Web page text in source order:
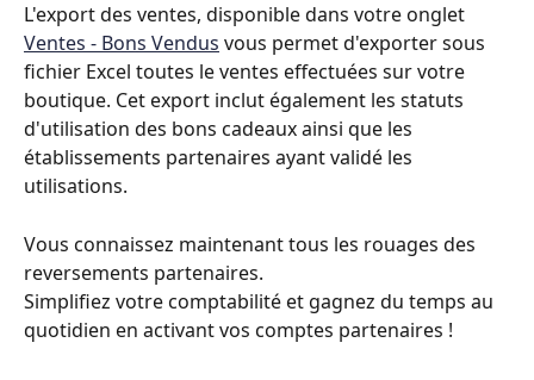
L'export des ventes, disponible dans votre onglet
Ventes - Bons Vendus vous permet d'exporter sous
fichier Excel toutes le ventes effectuées sur votre
boutique. Cet export inclut également les statuts
d'utilisation des bons cadeaux ainsi que les
établissements partenaires ayant validé les
utilisations.
Vous connaissez maintenant tous les rouages des
reversements partenaires.
Simplifiez votre comptabilité et gagnez du temps au
quotidien en activant vos comptes partenaires !